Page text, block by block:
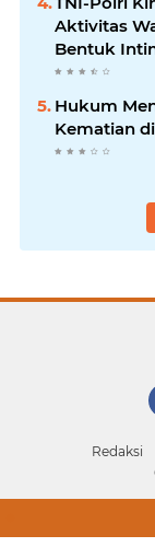
Aktivitas
Bentuk
Menekan
Hukum
Kematian
Redaksi